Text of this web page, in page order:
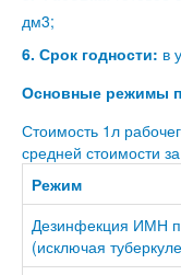
дм3;
6. Срок годности: в
Основные режимы
Стоимость 1л
средней стоимости
Режим
Дезинфекция ИМН
(исключая